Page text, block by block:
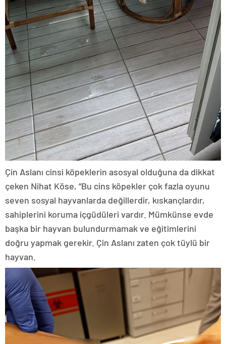
Çin Aslanı cinsi köpeklerin asosyal olduğuna da dikkat
çeken Nihat Köse, “Bu cins köpekler çok fazla oyunu
seven sosyal hayvanlarda değillerdir, kıskançlardır,
sahiplerini koruma içgüdüleri vardır. Mümkünse evde
başka bir hayvan bulundurmamak ve eğitimlerini
doğru yapmak gerekir. Çin Aslanı zaten çok tüylü bir
hayvan.